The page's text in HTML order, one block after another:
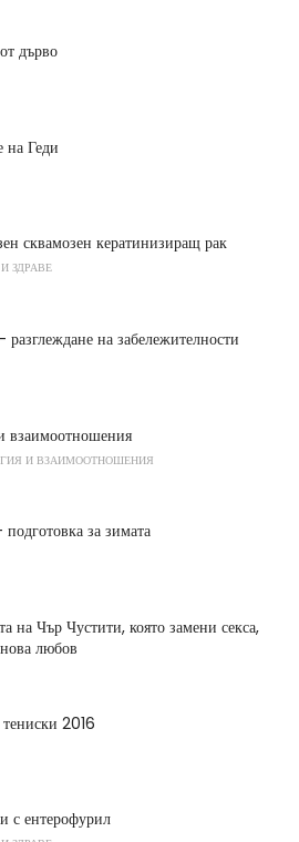
дърво
на Геди
сквамозен кератинизиращ рак
ЗДРАВЕ
на забележителности
взаимоотношения
И ВЗАИМООТНОШЕНИЯ
за зимата
на Чър Чустити, която замени секса,
любов
2016
с ентерофурил